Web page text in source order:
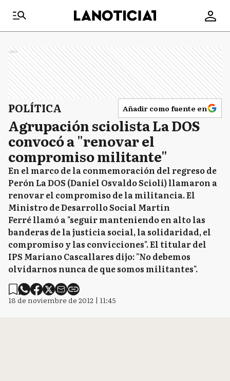
Ads
POLÍTICA Añadir como fuente en
Agrupación sciolista La DOS
convocó a "renovar el
compromiso militante"
En el marco de la conmemoración del regreso de
Perón La DOS (Daniel Osvaldo Scioli) llamaron a
renovar el compromiso de la militancia. El
Ministro de Desarrollo Social Martín
Ferré llamó a "seguir manteniendo en alto las
banderas de la justicia social, la solidaridad, el
compromiso y las convicciones". El titular del
IPS Mariano Cascallares dijo: "No debemos
olvidarnos nunca de que somos militantes".
18 de noviembre de 2012 | 11:45